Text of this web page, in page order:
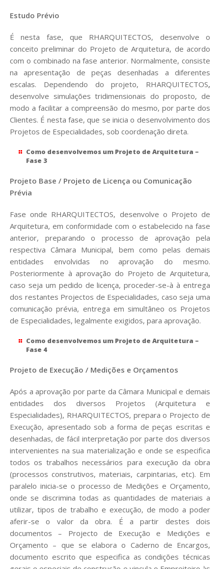
Estudo Prévio
É nesta fase, que RHARQUITECTOS, desenvolve o
conceito preliminar do Projeto de Arquitetura, de acordo
com o combinado na fase anterior. Normalmente, consiste
na apresentação de peças desenhadas a diferentes
escalas. Dependendo do projeto, RHARQUITECTOS,
desenvolve simulações tridimensionais do proposto, de
modo a facilitar a compreensão do mesmo, por parte dos
Clientes. É nesta fase, que se inicia o desenvolvimento dos
Projetos de Especialidades, sob coordenação direta.
Como desenvolvemos um Projeto de Arquitetura –
Fase 3
Projeto Base / Projeto de Licença ou Comunicação
Prévia
Fase onde RHARQUITECTOS, desenvolve o Projeto de
Arquitetura, em conformidade com o estabelecido na fase
anterior, preparando o processo de aprovação pela
respectiva Câmara Municipal, bem como pelas demais
entidades envolvidas no aprovação do mesmo.
Posteriormente à aprovação do Projeto de Arquitetura,
caso seja um pedido de licença, proceder-se-à à entrega
dos restantes Projectos de Especialidades, caso seja uma
comunicação prévia, entrega em simultâneo os Projetos
de Especialidades, legalmente exigidos, para aprovação.
Como desenvolvemos um Projeto de Arquitetura –
Fase 4
Projeto de Execução / Medições e Orçamentos
Após a aprovação por parte da Câmara Municipal e demais
entidades dos diversos Projetos (Arquitetura e
Especialidades), RHARQUITECTOS, prepara o Projecto de
Execução, apresentado sob a forma de peças escritas e
desenhadas, de fácil interpretação por parte dos diversos
intervenientes na sua materialização e onde se especifica
todos os trabalhos necessários para execução da obra
(processos construtivos, materiais, carpintarias, etc). Em
paralelo inicia-se o processo de Medições e Orçamento,
onde se discrimina todas as quantidades de materiais a
utilizar, tipos de trabalho e execução, de modo a poder
aferir-se o valor da obra. É a partir destes dois
documentos – Projecto de Execução e Medições e
Orçamento – que se elabora o Caderno de Encargos,
documento escrito que especifica as condições técnicas